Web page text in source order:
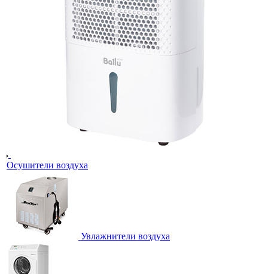
Осушители воздуха
Увлажнители воздуха